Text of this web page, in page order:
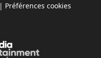
| Préférences cookies